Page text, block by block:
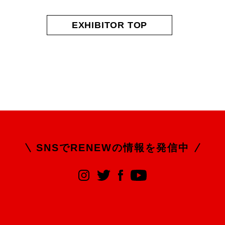
EXHIBITOR TOP
SNSでRENEWの情報を発信中